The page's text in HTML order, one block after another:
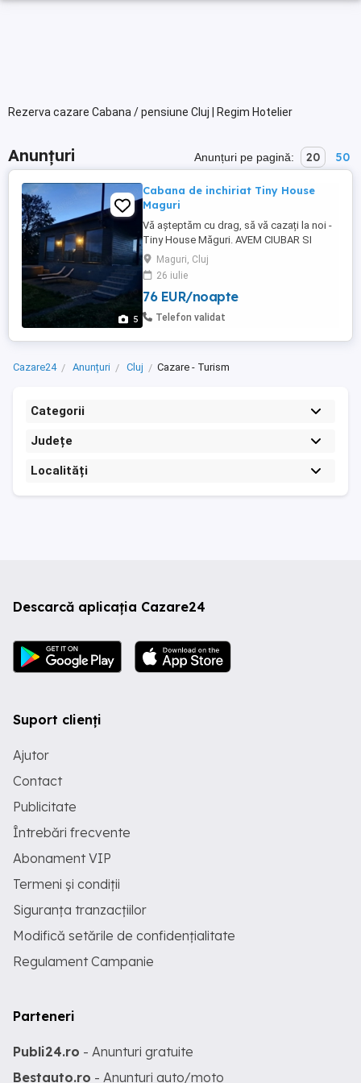
Rezerva cazare Cabana / pensiune Cluj | Regim Hotelier
Anunțuri Anunțuri pe pagină: 20 50
5
Cabana de inchiriat Tiny House
Maguri
Vă așteptăm cu drag, să vă cazați la noi -
Tiny House Măguri. AVEM CIUBAR SI
SAUNA PT A VA RELAXA! Un Tiny House
situat in Munții Apuseni, Com. Măguri
Răcătau, jud. Cluj, la doar 60 km mun. Cluj
Napoca. Suntem și pet friendly! Este
foarte primitoare, cu o priveliște de vis
Maguri, Cluj
26 iulie
76 EUR/noapte
Telefon validat
Cazare24 Anunțuri Cluj Cazare - Turism
Categorii
Județe
Localități
Descarcă aplicația Cazare24
Suport clienți
Ajutor
Contact
Publicitate
Întrebări frecvente
Abonament VIP
Termeni și condiții
Siguranța tranzacțiilor
Modifică setările de confidențialitate
Regulament Campanie
Parteneri
Publi24.ro - Anunturi gratuite
Bestauto.ro - Anunturi auto/moto